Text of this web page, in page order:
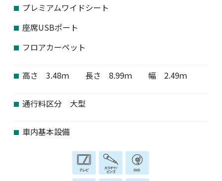
プレミアムワイドシート
座席USBポート
フロアカーペット
高さ 3.48ｍ 長さ 8.99ｍ 幅 2.49ｍ
通行料区分 大型
車内基本設備